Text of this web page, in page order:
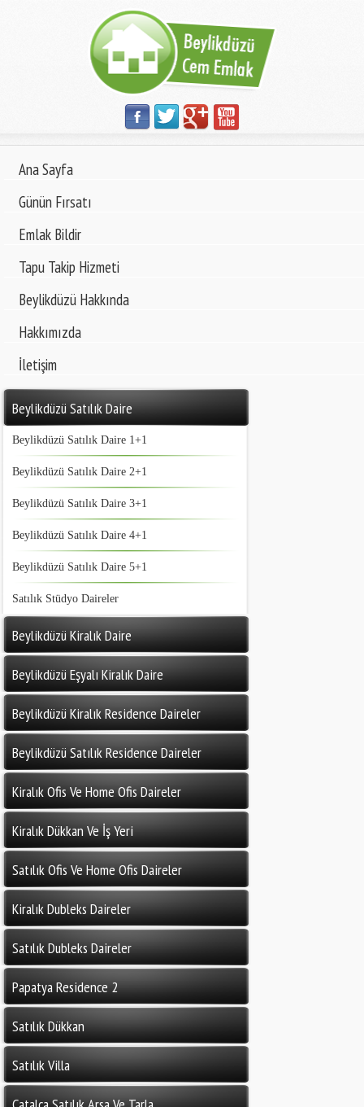
Ana Sayfa
Günün Fırsatı
Emlak Bildir
Tapu Takip Hizmeti
Beylikdüzü Hakkında
Hakkımızda
İletişim
Beylikdüzü Satılık Daire
Beylikdüzü Satılık Daire 1+1
Beylikdüzü Satılık Daire 2+1
Beylikdüzü Satılık Daire 3+1
Beylikdüzü Satılık Daire 4+1
Beylikdüzü Satılık Daire 5+1
Satılık Stüdyo Daireler
Beylikdüzü Kiralık Daire
Beylikdüzü Eşyalı Kiralık Daire
Beylikdüzü Kiralık Residence Daireler
Beylikdüzü Satılık Residence Daireler
Kiralık Ofis Ve Home Ofis Daireler
Kiralık Dükkan Ve İş Yeri
Satılık Ofis Ve Home Ofis Daireler
Kiralık Dubleks Daireler
Satılık Dubleks Daireler
Papatya Residence 2
Satılık Dükkan
Satılık Villa